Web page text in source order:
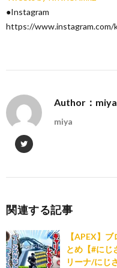
●Instagram
https://www.instagram.com/
Author：miya
miya
関連する記事
【APEX】
とめ【#にじ
リーナ/にじ